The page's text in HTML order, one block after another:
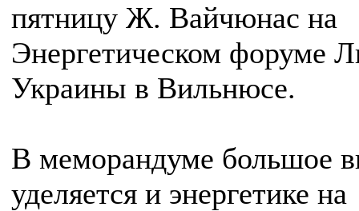
пятницу Ж. Вайчюнас на
Энергетическом форуме
Украины в Вильнюсе.
В меморандуме большое
уделяется и энергетике на